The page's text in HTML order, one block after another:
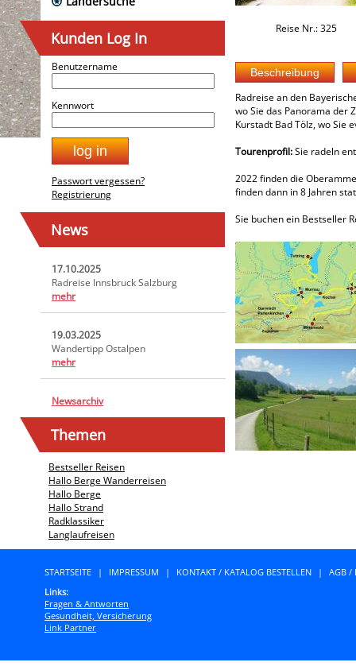
Kunden Log In
Benutzername
Kennwort
Passwort vergessen?
Registrierung
News
17.10.2025
Radreise Innsbruck Salzburg
mehr
19.03.2025
Wandertipp Ostalpen
mehr
Newsarchiv
Themen
Bestseller Reisen
Hallo Berge Wanderreisen
Hallo Berge
Hallo Strand
Radklassiker
Langlaufreisen
Reise Nr.: 325
Radreise an den
wo Sie das Panorama der
Kurstadt Bad Tölz, wo Sie
Tourenprofil:Sie radeln
2022 finden die
finden dann in 8 Jahren
Sie buchen ein Bestseller
STARTSEITE | IMPRESSUM | KONTAKT / KATALOG BESTELLEN |
AGB /
Links:
Fragen & Antworten
Gesundheit, Versicherung
Link Partner